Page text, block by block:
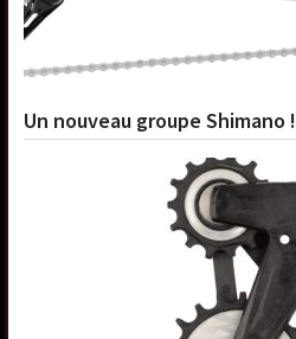
Un nouveau groupe Shimano !